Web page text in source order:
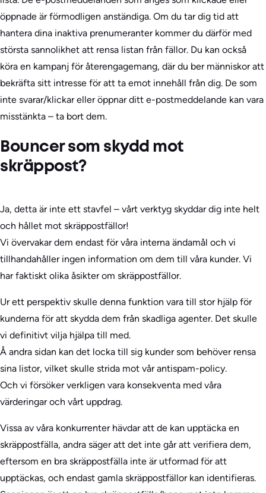
öppnade är förmodligen anständiga. Om du tar dig tid att
hantera dina inaktiva prenumeranter kommer du därför med
största sannolikhet att rensa listan från fällor. Du kan också
köra en kampanj för återengagemang, där du ber människor att
bekräfta sitt intresse för att ta emot innehåll från dig. De som
inte svarar/klickar eller öppnar ditt e-postmeddelande kan vara
misstänkta – ta bort dem.
Bouncer som skydd mot
skräppost?
Ja, detta är inte ett stavfel – vårt verktyg skyddar dig inte helt
och hållet mot skräppostfällor!
Vi övervakar dem endast för våra interna ändamål och vi
tillhandahåller ingen information om dem till våra kunder. Vi
har faktiskt olika åsikter om skräppostfällor.
Ur ett perspektiv skulle denna funktion vara till stor hjälp för
kunderna för att skydda dem från skadliga agenter. Det skulle
vi definitivt vilja hjälpa till med.
Å andra sidan kan det locka till sig kunder som behöver rensa
sina listor, vilket skulle strida mot vår antispam-policy.
Och vi försöker verkligen vara konsekventa med våra
värderingar och vårt uppdrag.
Vissa av våra konkurrenter hävdar att de kan upptäcka en
skräppostfälla, andra säger att det inte går att verifiera dem,
eftersom en bra skräppostfälla inte är utformad för att
upptäckas, och endast gamla skräppostfällor kan identifieras.